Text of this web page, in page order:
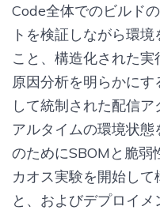
Code全体でのビルド
トを検証しながら環
こと、構造化された
原因分析を明らかに
して統制された配信
アルタイムの環境状
のためにSBOMと脆弱
カオス実験を開始し
と、およびデプロイ